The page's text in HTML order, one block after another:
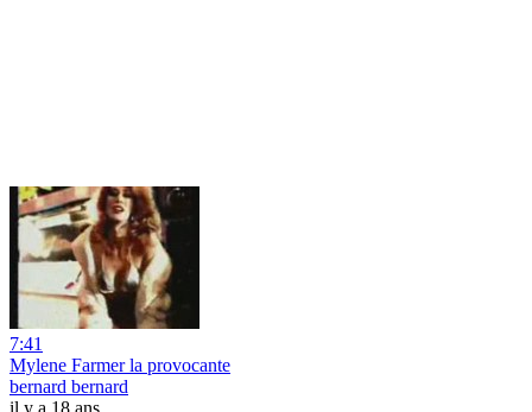
7:41
Mylene Farmer la provocante
bernard bernard